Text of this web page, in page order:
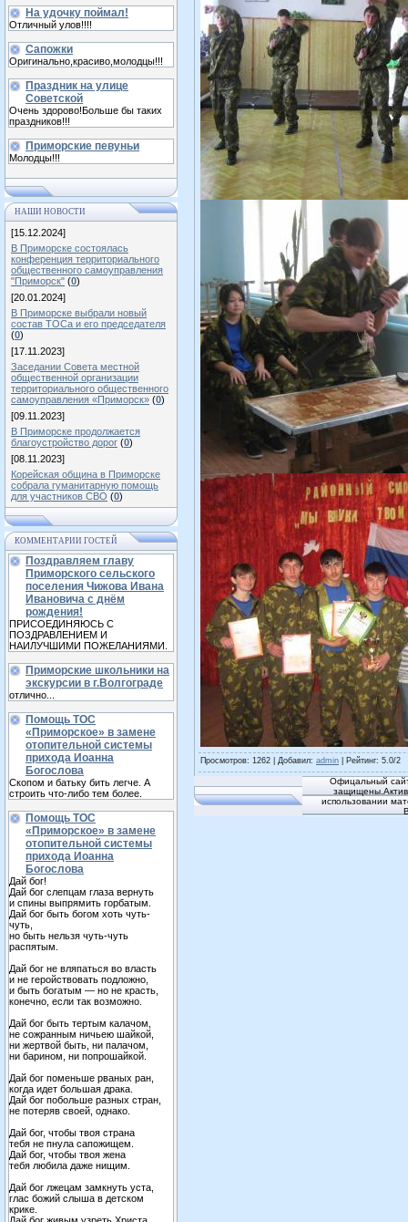
На удочку поймал!
Отличный улов!!!!
Сапожки
Оригинально,красиво,молодцы!!!
Праздник на улице
Советской
Очень здорово!Больше бы таких
праздников!!!
Приморские певуньи
Молодцы!!!
НАШИ НОВОСТИ
[15.12.2024]
В Приморске состоялась
конференция территориального
общественного самоуправления
"Приморск" (0)
[20.01.2024]
В Приморске выбрали новый
состав ТОСа и его председателя
(0)
[17.11.2023]
Заседании Совета местной
общественной организации
территориального общественного
самоуправления «Приморск» (0)
[09.11.2023]
В Приморске продолжается
благоустройство дорог (0)
[08.11.2023]
Корейская община в Приморске
собрала гуманитарную помощь
для участников СВО (0)
КОММЕНТАРИИ ГОСТЕЙ
Поздравляем главу
Приморского сельского
поселения Чижова Ивана
Ивановича с днём
рождения!
ПРИСОЕДИНЯЮСЬ С
ПОЗДРАВЛЕНИЕМ И
НАИЛУЧШИМИ ПОЖЕЛАНИЯМИ.
Приморские школьники на
экскурсии в г.Волгограде
отлично...
Помощь ТОС
«Приморское» в замене
отопительной системы
прихода Иоанна
Богослова
Скопом и батьку бить легче. А
строить что-либо тем более.
Помощь ТОС
«Приморское» в замене
отопительной системы
прихода Иоанна
Богослова
Дай бог!
Дай бог слепцам глаза вернуть
и спины выпрямить горбатым.
Дай бог быть богом хоть чуть-
чуть,
но быть нельзя чуть-чуть
распятым.
Дай бог не вляпаться во власть
и не геройствовать подложно,
и быть богатым — но не красть,
конечно, если так возможно.
Дай бог быть тертым калачом,
не сожранным ничьею шайкой,
ни жертвой быть, ни палачом,
ни барином, ни попрошайкой.
Дай бог поменьше рваных ран,
когда идет большая драка.
Дай бог побольше разных стран,
не потеряв своей, однако.
Дай бог, чтобы твоя страна
тебя не пнула сапожищем.
Дай бог, чтобы твоя жена
тебя любила даже нищим.
Дай бог лжецам замкнуть уста,
глас божий слыша в детском
крике.
Просмотров: 1262 | Добавил: admin Рейтинг: 5.0/2
Офицальный
использовании